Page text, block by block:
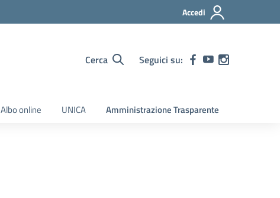
Accedi
Cerca Seguici su:
Albo online UNICA Amministrazione Trasparente